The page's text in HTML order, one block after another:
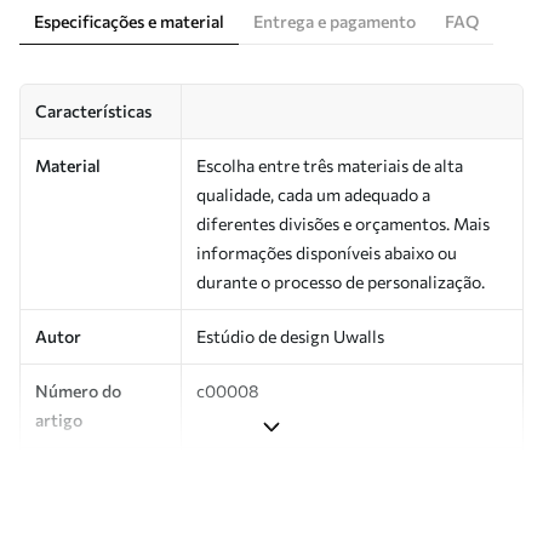
Especificações e material Entrega e pagamento FAQ
Características
Material
Escolha entre três materiais de alta
qualidade, cada um adequado a
diferentes divisões e orçamentos. Mais
informações disponíveis abaixo ou
durante o processo de personalização.
Autor Estúdio de design Uwalls
Número do
artigo
c00008